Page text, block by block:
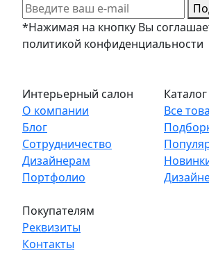
Интерьерный салон
О компании
Блог
Сотрудничество
Дизайнерам
Портфолио
Каталог
Все
Покупателям
Реквизиты
Контакты
*Нажимая на кнопку Вы
политикой конфиденциальности